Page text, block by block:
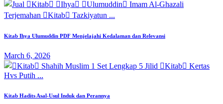
Kitab Ihya Ulumuddin PDF Menjelajahi Kedalaman dan Relevansi
March 6, 2026
Kitab Hadits Asal-Usul Induk dan Perannya